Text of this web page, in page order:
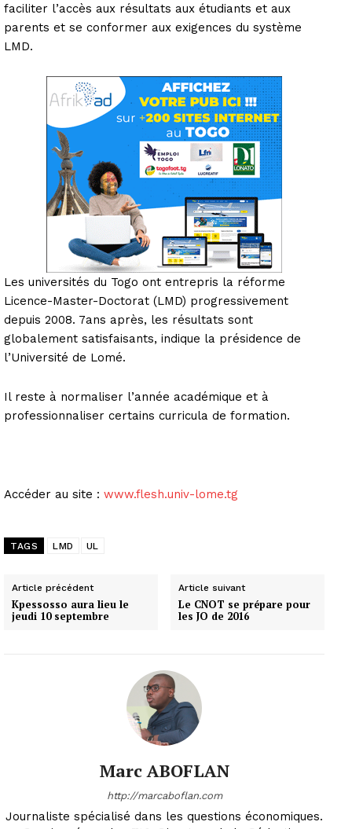
faciliter l’accès aux résultats aux étudiants et aux
parents et se conformer aux exigences du système
LMD.
Les universités du Togo ont entrepris la réforme
Licence-Master-Doctorat (LMD) progressivement
depuis 2008. 7ans après, les résultats sont
globalement satisfaisants, indique la présidence de
l’Université de Lomé.
Il reste à normaliser l’année académique et à
professionnaliser certains curricula de formation.
Accéder au site : www.flesh.univ-lome.tg
TAGS LMD UL
Article précédent
Kpessosso aura lieu le
jeudi 10 septembre
Article suivant
Le CNOT se prépare pour
les JO de 2016
Marc ABOFLAN
http://marcaboflan.com
Journaliste spécialisé dans les questions économiques.